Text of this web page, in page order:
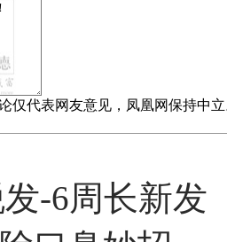
仅代表网友意见，凤凰网保持中
-6周长新发